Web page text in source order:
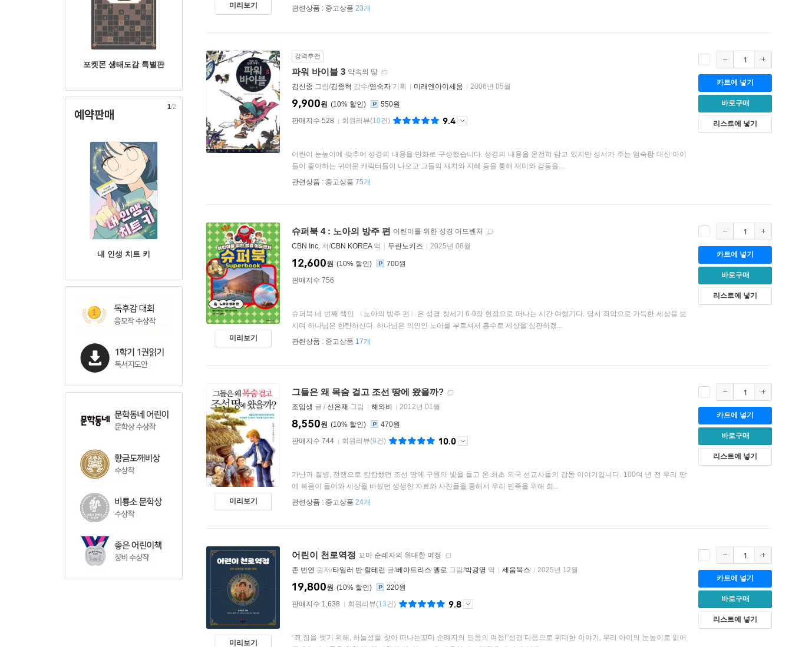
예약판매
1/2
미리보기
관련상품 : 중고상품 23개
강력추천
파워 바이블 3 약속의 땅
김신중 그림/김종혁 감수/염숙자 기획 미래엔아이세움 2006년 05월
10%
9,900원
550원
판매지수 528
회원리뷰(10건) 9.4
어린이 눈높이에 맞추어 성경의 내용을 만화로 구성했습니다. 성경의 내용을 온전히 담고 있지만 성서가 주는 엄숙함 대신 아이
들이 좋아하는 귀여운 캐릭터들이 나오고 그들의 재치와 지혜 등을 통해 재미와 감동을...
관련상품 : 중고상품 75개
카트에 넣기
바로구매
리스트에 넣기
미리보기
슈퍼북 4 : 노아의 방주 편 어린이를 위한 성경 어드벤처
CBN Inc. 저/CBN KOREA역 두란노키즈 2025년 08월
10%
12,600원
700원
판매지수 756
슈퍼북 네 번째 책인 〈노아의 방주 편〉은 성경 창세기 6-9장 현장으로 떠나는 시간 여행기다. 당시 죄악으로 가득한 세상을 보
시며 하나님은 한탄하신다. 하나님은 의인인 노아를 부르셔서 홍수로 세상을 심판하겠...
관련상품 : 중고상품 17개
카트에 넣기
바로구매
리스트에 넣기
미리보기
그들은 왜 목숨 걸고 조선 땅에 왔을까?
조임생 글 / 신은재 그림 해와비 2012년 01월
10%
8,550원
470원
판매지수 744
회원리뷰(9건) 10.0
가난과 질병, 전쟁으로 캄캄했던 조선 땅에 구원의 빛을 들고 온 최초 외국 선교사들의 감동 이야기입니다. 100여 년 전 우리 땅
에 복음이 들어와 세상을 바꿨던 생생한 자료와 사진들을 통해서 우리 민족을 위해 희...
관련상품 : 중고상품 24개
카트에 넣기
바로구매
리스트에 넣기
미리보기
어린이 천로역정 꼬마 순례자의 위대한 여정
존 번연 원저/타일러 반 할테런 글/베아트리스 멜로 그림/박광영 역 세움북스 2025년 12월
10%
19,800원
220원
판매지수 1,638
회원리뷰(13건) 9.8
“죄 짐을 벗기 위해, 하늘성을 찾아 떠나는꼬마 순례자의 믿음의 여정!”성경 다음으로 위대한 이야기, 우리 아이의 눈높이로 읽어
카트에 넣기
바로구매
리스트에 넣기